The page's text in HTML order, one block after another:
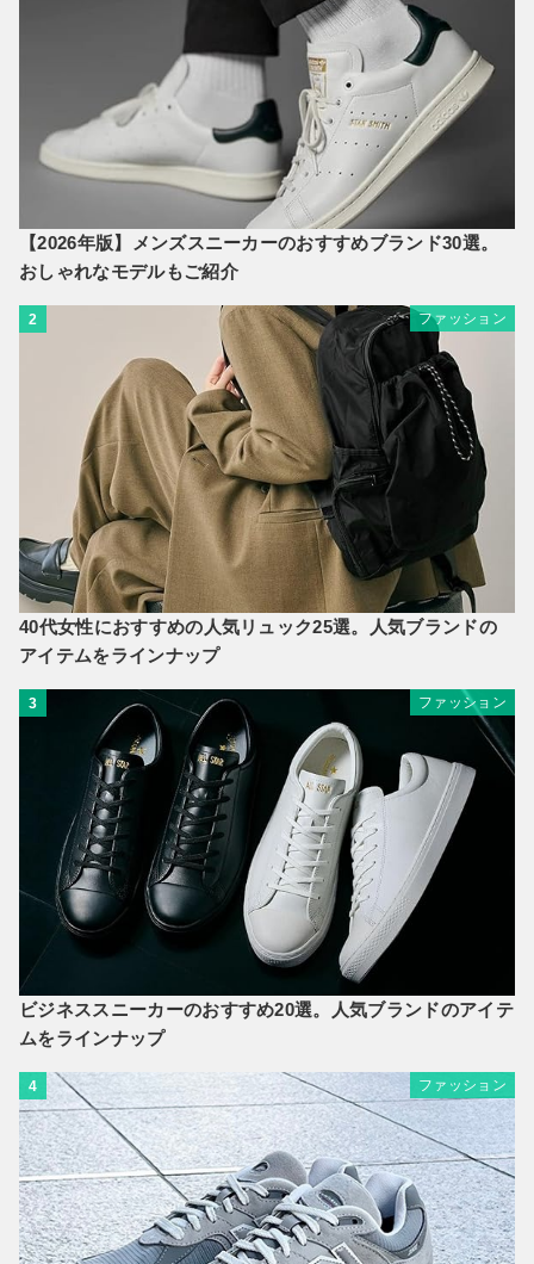
【2026年版】メンズスニーカーのおすすめブランド30選。
おしゃれなモデルもご紹介
2 ファッション
40代女性におすすめの人気リュック25選。人気ブランドの
アイテムをラインナップ
3 ファッション
ビジネススニーカーのおすすめ20選。人気ブランドのアイテ
ムをラインナップ
4 ファッション